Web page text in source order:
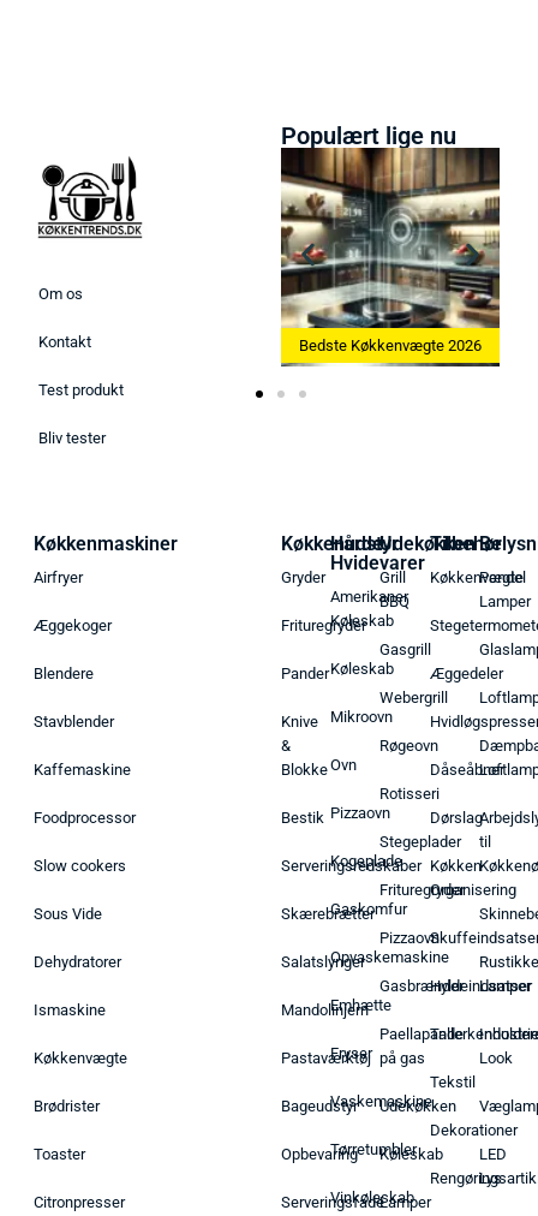
Om os
Kontakt
Test produkt
Bliv tester
Populært lige nu
Bedste Ismaskine 2026 Bedste Køkkenvægte 2026
Køkkenmaskiner
Airfryer
Æggekoger
Blendere
Stavblender
Kaffemaskine
Foodprocessor
Slow cookers
Sous Vide
Dehydratorer
Ismaskine
Køkkenvægte
Brødrister
Toaster
Citronpresser
Køkkenudstyr
Gryder
Frituregryder
Pander
Knive
&
Blokke
Bestik
Serveringsredskaber
Skærebrætter
Salatslynger
Mandolinjern
Pastaværktøj
Bageudstyr
Opbevaring
Serveringsfade
Hårde
Hvidevarer
Amerikaner
Køleskab
Køleskab
Mikroovn
Ovn
Pizzaovn
Kogeplade
Gaskomfur
Opvaskemaskine
Emhætte
Fryser
Vaskemaskine
Tørretumbler
Vinkøleskab
Udekøkken
Grill
BBQ
Gasgrill
Webergrill
Røgeovn
Rotisseri
Stegeplader
Frituregryder
Pizzaovn
Gasbrænder
Paellapande
på gas
Udekøkken
Køleskab
Lamper
Tilbehør
Køkkenvægte
Æggedeler
Dåseåbner
Dørslag
Køkken
Organisering
Hyldeindsatser
Tekstil
Dekorationer
Pendel
Lamper
til
Rustikke
Lamper
Look
LED
Lys